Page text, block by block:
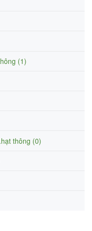
(1)
thông (0)